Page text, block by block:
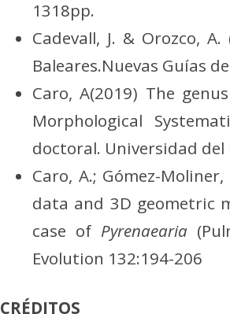
1318pp.
Cadevall, J. & Orozco,
Baleares.Nuevas Guías
Caro, A(2019) The genus
Morphological
doctoral. Universidad del
Caro, A.; Gómez-
data and 3D geometric
case of Pyrenaearia
Evolution 132:194-206
CRÉDITOS